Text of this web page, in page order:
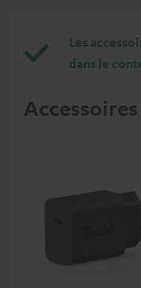
Les
dans le